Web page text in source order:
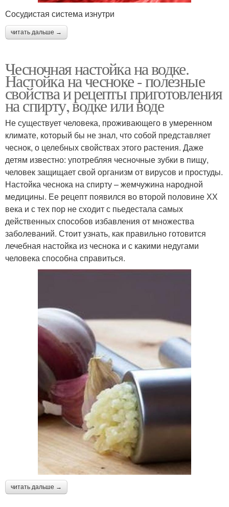
Сосудистая система изнутри
читать дальше →
Чесночная настойка на водке.
Настойка на чесноке - полезные
свойства и рецепты приготовления
на спирту, водке или воде
Не существует человека, проживающего в умеренном
климате, который бы не знал, что собой представляет
чеснок, о целебных свойствах этого растения. Даже
детям известно: употребляя чесночные зубки в пищу,
человек защищает свой организм от вирусов и простуды.
Настойка чеснока на спирту – жемчужина народной
медицины. Ее рецепт появился во второй половине ХХ
века и с тех пор не сходит с пьедестала самых
действенных способов избавления от множества
заболеваний. Стоит узнать, как правильно готовится
лечебная настойка из чеснока и с какими недугами
человека способна справиться.
читать дальше →